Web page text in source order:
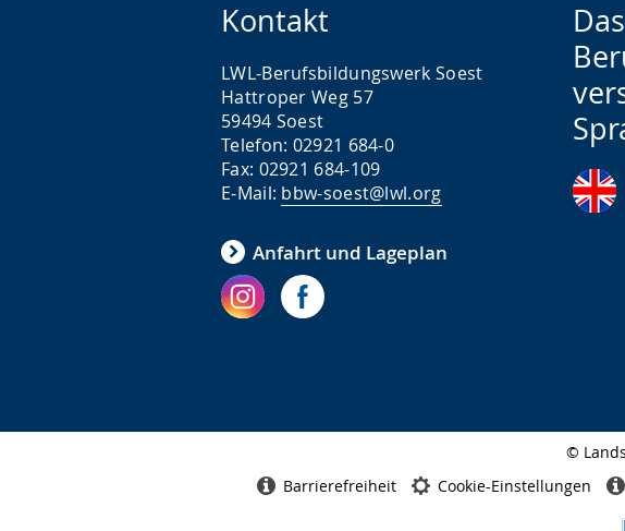
Kontakt
LWL-Berufsbildungswerk Soest
Hattroper Weg 57
59494 Soest
Telefon: 02921 684-0
Fax: 02921 684-109
E-Mail: bbw-soest@lwl.org
Anfahrt und Lageplan
©
Barrierefreiheit Cookie-Einstellungen